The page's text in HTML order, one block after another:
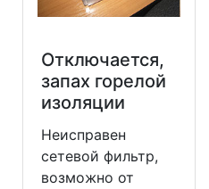
Отключается,
запах горелой
изоляции
Неисправен
сетевой фильтр,
возможно от